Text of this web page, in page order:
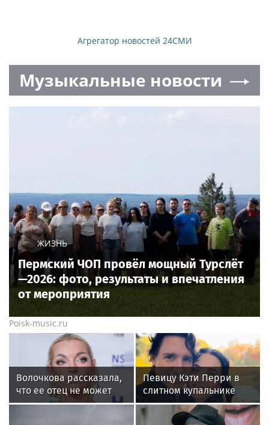
Агрегатор новостей 24СМИ
Музыкальные новости
ЖИЗНЬ
Пермский ЧОП провёл мощный Турслёт
—2026: фото, результаты и впечатления
от мероприятия
Poisk-music.ru
Волочкова рассказала,
что ее отец не может
восстановиться после
Певицу Кэти Перри в
слитном купальнике
подловили на пляже с
Трюдо